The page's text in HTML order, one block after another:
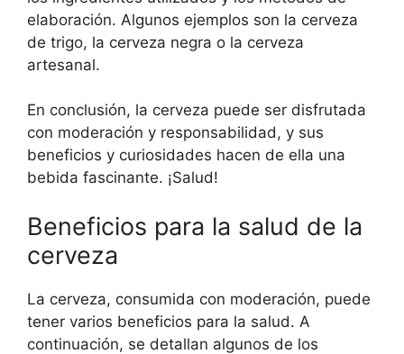
elaboración. Algunos ejemplos son la cerveza
de trigo, la cerveza negra o la cerveza
artesanal.
En conclusión, la cerveza puede ser disfrutada
con moderación y responsabilidad, y sus
beneficios y curiosidades hacen de ella una
bebida fascinante. ¡Salud!
Beneficios para la salud de la
cerveza
La cerveza, consumida con moderación, puede
tener varios beneficios para la salud. A
continuación, se detallan algunos de los